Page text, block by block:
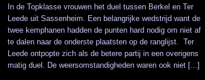
In de Topklasse vrouwen het duel tussen Berkel en Ter
Leede uit Sassenheim. Een belangrijke wedstrijd want de
twee kemphanen hadden de punten hard nodig om niet af
te dalen naar de onderste plaatsten op de ranglijst. Ter
Leede ontpopte zich als de betere partij in een overigens
matig duel. De weersomstandigheden waren ook niet [...]